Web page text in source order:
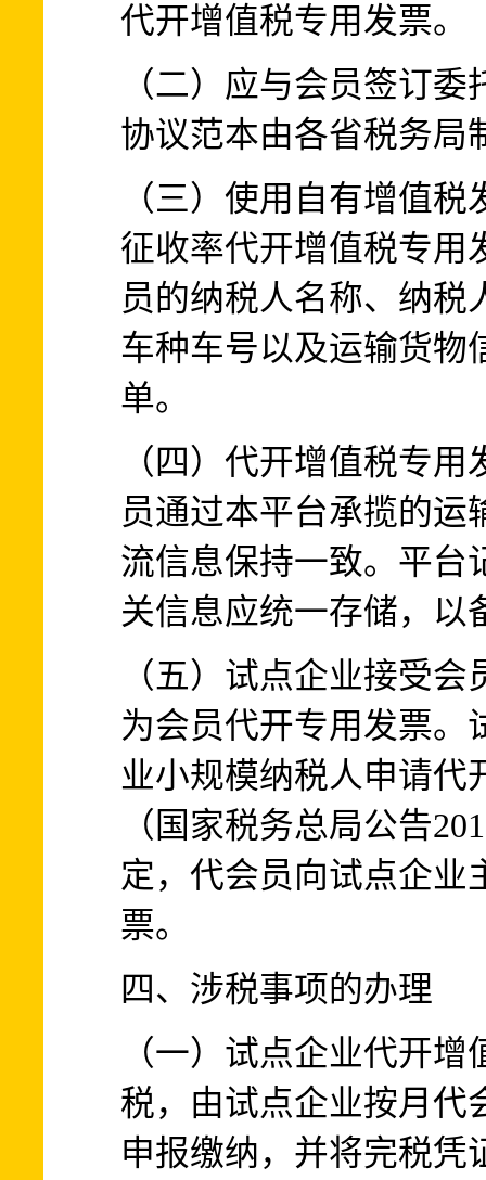
代开增值税专用发票。
（二）应与会员签订
协议范本由各省税务局
（三）使用自有增值
征收率代开增值税专用
员的纳税人名称、纳税
车种车号以及运输货物
单。
（四）代开增值税专
员通过本平台承揽的运
流信息保持一致。平台
关信息应统一存储，以
（五）试点企业接受
为会员代开专用发票。
业小规模纳税人申请代
（国家税务总局公告
定，代会员向试点企业
票。
四、涉税事项的办理
（一）试点企业代开
税，由试点企业按月代
申报缴纳，并将完税凭